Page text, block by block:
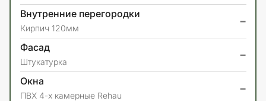
Внутренние перегородки
Кирпич 120мм -
Фасад
Штукатурка -
Окна
ПВХ 4-х камерные Rehau -